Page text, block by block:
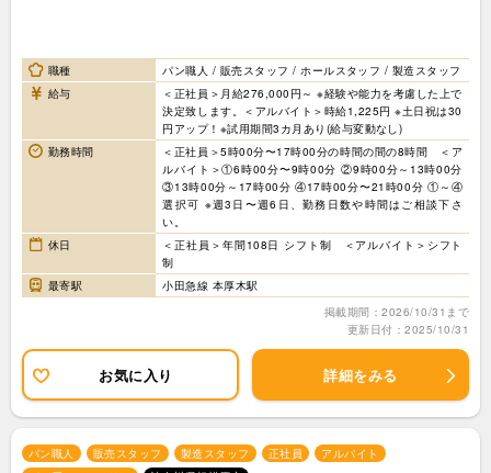
職種
パン職人 / 販売スタッフ / ホールスタッフ / 製造スタッフ
給与
＜正社員＞月給276,000円～ ※経験や能力を考慮した上で
決定致します。＜アルバイト＞時給1,225円 ※土日祝は30
円アップ！※試用期間3カ月あり(給与変動なし)
勤務時間
＜正社員＞5時00分〜17時00分の時間の間の8時間 ＜ア
ルバイト＞①6時00分〜9時00分 ②9時00分～13時00分
③13時00分～17時00分 ④17時00分〜21時00分 ①～④
選択可 ※週3日〜週6日、勤務日数や時間はご相談下さ
い。
休日
＜正社員＞年間108日 シフト制 ＜アルバイト＞シフト
制
最寄駅
小田急線 本厚木駅
掲載期間：2026/10/31まで
更新日付：2025/10/31
お気に入り 詳細をみる
パン職人 販売スタッフ 製造スタッフ 正社員
アルバイト